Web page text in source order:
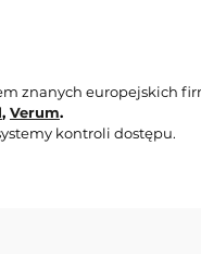
znanych europejskich
, Verum.
kontroli dostępu.